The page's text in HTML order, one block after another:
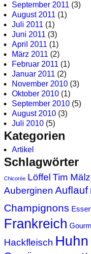
September 2011 (3)
August 2011 (1)
Juli 2011 (1)
Juni 2011 (3)
April 2011 (1)
März 2011 (2)
Februar 2011 (1)
Januar 2011 (2)
November 2010 (3)
Oktober 2010 (1)
September 2010 (5)
August 2010 (3)
Juli 2010 (5)
Kategorien
Artikel
Schlagwörter
Chicorée Löffel Tim
Auberginen Auflauf
Champignons
Frankreich
Hackfleisch Huhn